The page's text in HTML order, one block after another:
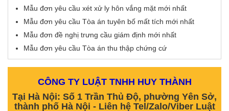
Mẫu đơn yêu cầu xét xử ly hôn vắng mặt mới nhất
Mẫu đơn yêu cầu Tòa án tuyên bố mất tích mới nhất
Mẫu đơn đề nghị trưng cầu giám định mới nhất
Mẫu đơn yêu cầu Tòa án thu thập chứng cứ
CÔNG TY LUẬT TNHH HUY THÀNH
Tại Hà Nội: Số 1 Trần Thủ Độ, phường Yên Sở,
thành phố Hà Nội - Liên hệ Tel/Zalo/Viber Luật